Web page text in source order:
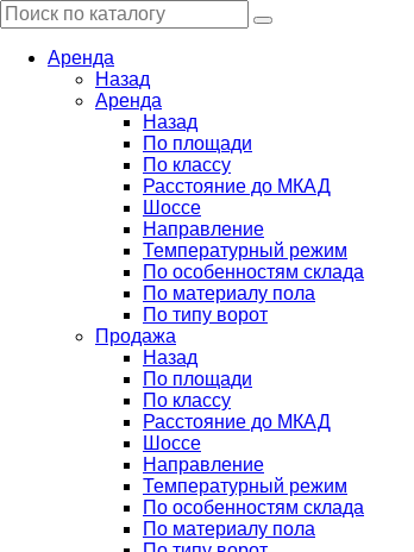
Аренда
Назад
Аренда
Назад
По площади
По классу
Расстояние до МКАД
Шоссе
Направление
Температурный режим
По особенностям склада
По материалу пола
По типу ворот
Продажа
Назад
По площади
По классу
Расстояние до МКАД
Шоссе
Направление
Температурный режим
По особенностям склада
По материалу пола